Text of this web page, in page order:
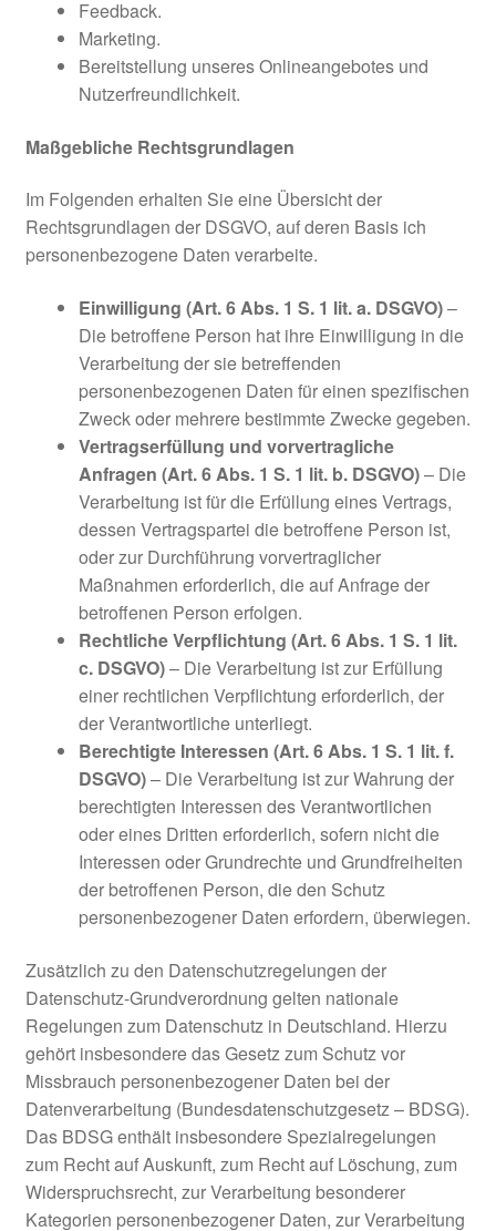
Feedback.
Marketing.
Bereitstellung unseres Onlineangebotes und
Nutzerfreundlichkeit.
Maßgebliche Rechtsgrundlagen
Im Folgenden erhalten Sie eine Übersicht der
Rechtsgrundlagen der DSGVO, auf deren Basis ich
personenbezogene Daten verarbeite.
Einwilligung (Art. 6 Abs. 1 S. 1 lit. a. DSGVO)–
Die betroffene Person hat ihre Einwilligung in die
Verarbeitung der sie betreffenden
personenbezogenen Daten für einen spezifischen
Zweck oder mehrere bestimmte Zwecke gegeben.
Vertragserfüllung und vorvertragliche
Anfragen (Art. 6 Abs. 1 S. 1 lit. b. DSGVO)– Die
Verarbeitung ist für die Erfüllung eines Vertrags,
dessen Vertragspartei die betroffene Person ist,
oder zur Durchführung vorvertraglicher
Maßnahmen erforderlich, die auf Anfrage der
betroffenen Person erfolgen.
Rechtliche Verpflichtung (Art. 6 Abs. 1 S. 1 lit.
c. DSGVO)– Die Verarbeitung ist zur Erfüllung
einer rechtlichen Verpflichtung erforderlich, der
der Verantwortliche unterliegt.
Berechtigte Interessen (Art. 6 Abs. 1 S. 1 lit. f.
DSGVO)– Die Verarbeitung ist zur Wahrung der
berechtigten Interessen des Verantwortlichen
oder eines Dritten erforderlich, sofern nicht die
Interessen oder Grundrechte und Grundfreiheiten
der betroffenen Person, die den Schutz
personenbezogener Daten erfordern, überwiegen.
Zusätzlich zu den Datenschutzregelungen der
Datenschutz-Grundverordnung gelten nationale
Regelungen zum Datenschutz in Deutschland. Hierzu
gehört insbesondere das Gesetz zum Schutz vor
Missbrauch personenbezogener Daten bei der
Datenverarbeitung (Bundesdatenschutzgesetz – BDSG).
Das BDSG enthält insbesondere Spezialregelungen
zum Recht auf Auskunft, zum Recht auf Löschung, zum
Widerspruchsrecht, zur Verarbeitung besonderer
Kategorien personenbezogener Daten, zur Verarbeitung